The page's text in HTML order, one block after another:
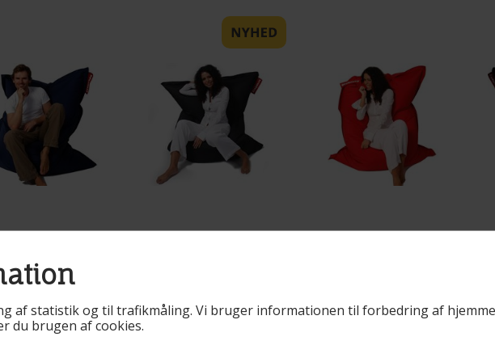
af statistik og til trafikmåling. Vi bruger informationen til forbedring af
du brugen af cookies.